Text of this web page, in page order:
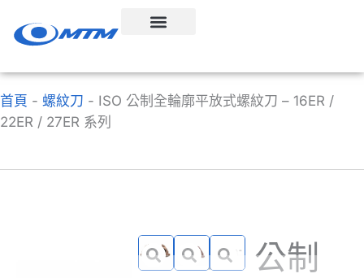
容
首頁 - 螺紋刀 - ISO 公制全輪廓平放式螺紋刀 – 16ER /
22ER / 27ER 系列
ISO 公制